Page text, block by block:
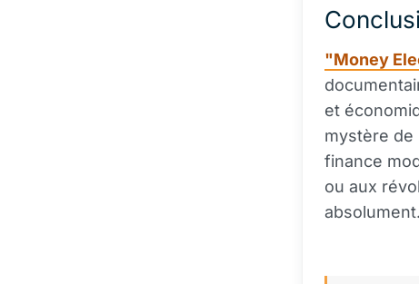
"Money
et
mystère de
finance
ou aux
absolument.